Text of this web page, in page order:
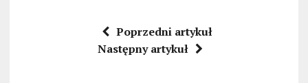
Poprzedni artykuł
Następny artykuł